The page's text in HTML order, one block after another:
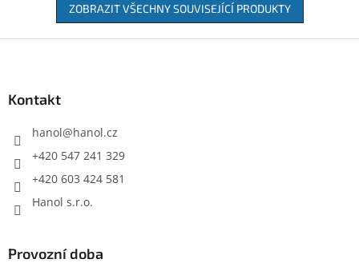
ZOBRAZIT VŠECHNY SOUVISEJÍCÍ PRODUKTY
Kontakt
hanol@hanol.cz
+420 547 241 329
+420 603 424 581
Hanol s.r.o.
Provozní doba